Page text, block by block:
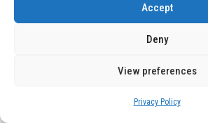
Accept
Deny
View preferences
Privacy Policy
December 24, 2025
Geolocalizadas,